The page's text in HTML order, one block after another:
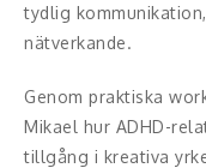
Musiker
Something a
Underhållning
tydlig
nätverkande.
Genom praktiska
Mikael hur ADHD-
tillgång i kreativa